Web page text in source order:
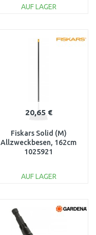
AUF LAGER
20,65 €
Fiskars Solid (M)
Allzweckbesen, 162cm
1025921
AUF LAGER